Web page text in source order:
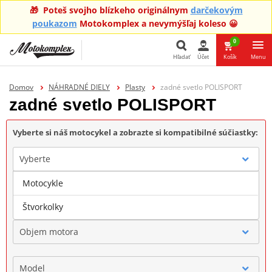
🎁 Poteš svojho blízkeho originálnym darčekovým
poukazom Motokomplex a nevymýšľaj koleso 😀
Hľadať
Hľadať Účet
0
Košík Menu
Domov NÁHRADNÉ DIELY Plasty zadné svetlo POLISPORT
zadné svetlo POLISPORT
Vyberte si náš motocykel a zobrazte si kompatibilné súčiastky:
Vyberte
Značka
Objem motora
Model
Motocykle
Štvorkolky